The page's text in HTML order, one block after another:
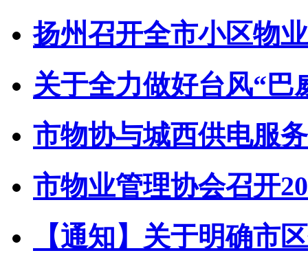
扬州召开全市小区物
关于全力做好台风“巴
市物协与城西供电服
市物业管理协会召开
【通知】关于明确市